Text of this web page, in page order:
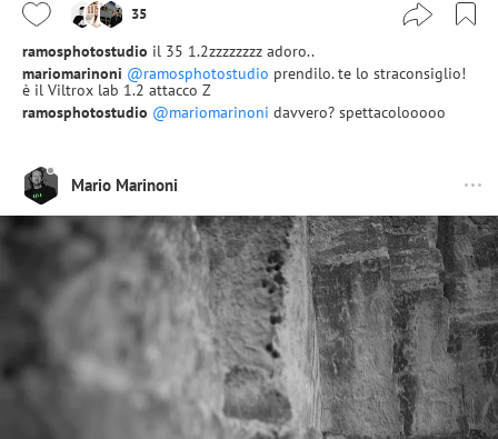
35
ramosphotostudio il 35 1.2zzzzzzzz adoro..
mariomarinoni @ramosphotostudio prendilo. te lo straconsiglio!
è il Viltrox lab 1.2 attacco Z
ramosphotostudio @mariomarinoni davvero? spettacolooooo
Mario Marinoni